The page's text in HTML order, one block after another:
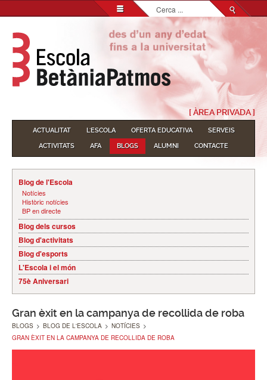
Cerca
...
[ ÀREA PRIVADA ]
ACTUALITAT L'ESCOLA OFERTA EDUCATIVA
SERVEIS
ACTIVITATS
AFA BLOGS ALUMNI CONTACTE
Blog de l'Escola
Notícies
Històric notícies
BP en directe
Blog dels cursos
Blog d'activitats
Blog d'esports
L'Escola i el món
75è Aniversari
Gran èxit en la campanya de recollida de roba
BLOGS > BLOG DE L'ESCOLA > NOTÍCIES >
GRAN ÈXIT EN LA CAMPANYA DE RECOLLIDA DE ROBA